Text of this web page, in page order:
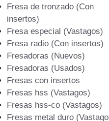
Fresa de tronzado (Con
insertos)
Fresa especial (Vastagos)
Fresa radio (Con insertos)
Fresadoras (Nuevos)
Fresadoras (Usados)
Fresas con insertos
Fresas hss (Vastagos)
Fresas hss-co (Vastagos)
Fresas metal duro